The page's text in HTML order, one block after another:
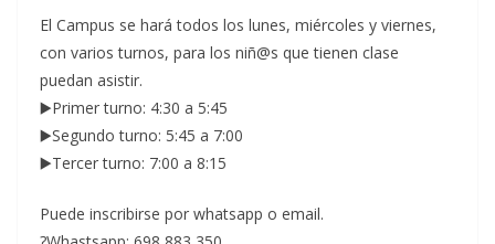
El Campus se hará todos los lunes, miércoles y viernes,
con varios turnos, para los niñ@s que tienen clase
puedan asistir.
▶️Primer turno: 4:30 a 5:45
▶️Segundo turno: 5:45 a 7:00
▶️Tercer turno: 7:00 a 8:15
Puede inscribirse por whatsapp o email.